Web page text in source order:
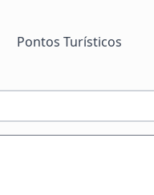
Pontos Turísticos